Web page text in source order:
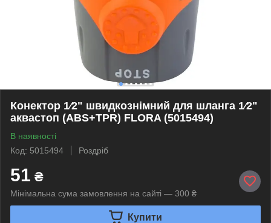
Конектор 1⁄2" швидкознімний для шланга 1⁄2"
аквастоп (ABS+TPR) FLORA (5015494)
В наявності
Код: 5015494
Роздріб
51 ₴
Мінімальна сума замовлення на сайті — 300 ₴
Купити